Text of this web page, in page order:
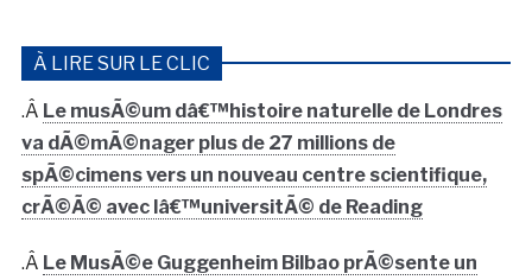
À LIRE SUR LE CLIC
.Â Le musÃ©um dâ€™histoire naturelle de Londres
va dÃ©mÃ©nager plus de 27 millions de
spÃ©cimens vers un nouveau centre scientifique,
crÃ©Ã© avec lâ€™universitÃ© de Reading
.Â Le MusÃ©e Guggenheim Bilbao prÃ©sente un